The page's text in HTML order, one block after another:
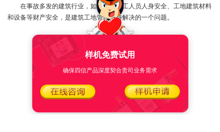
在事故多发的建筑行业，如何保证施工人员人身安全、工地建筑材料
和设备等财产安全，是建筑工地管理亟待解决的一个问题。
样机免费试用
确保四信产品深度契合贵司业务需求